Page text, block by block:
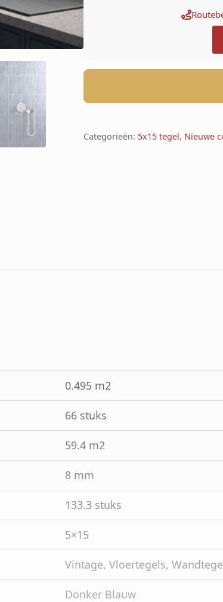
Categorieën: 5x15 tegel, Nieuwe
0.495 m2
66 stuks
59.4 m2
8 mm
133.3 stuks
5×15
Vintage, Vloertegels,
Donker Blauw